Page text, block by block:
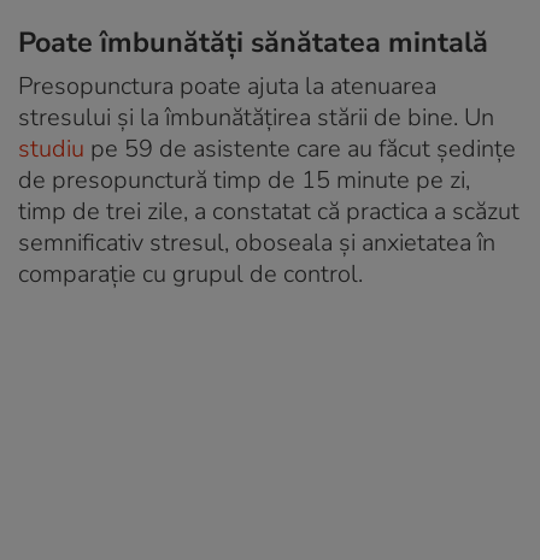
Poate îmbunătăți sănătatea mintală
Presopunctura poate ajuta la atenuarea
stresului și la îmbunătățirea stării de bine. Un
studiu pe 59 de asistente care au făcut ședințe
de presopunctură timp de 15 minute pe zi,
timp de trei zile, a constatat că practica a scăzut
semnificativ stresul, oboseala și anxietatea în
comparație cu grupul de control.